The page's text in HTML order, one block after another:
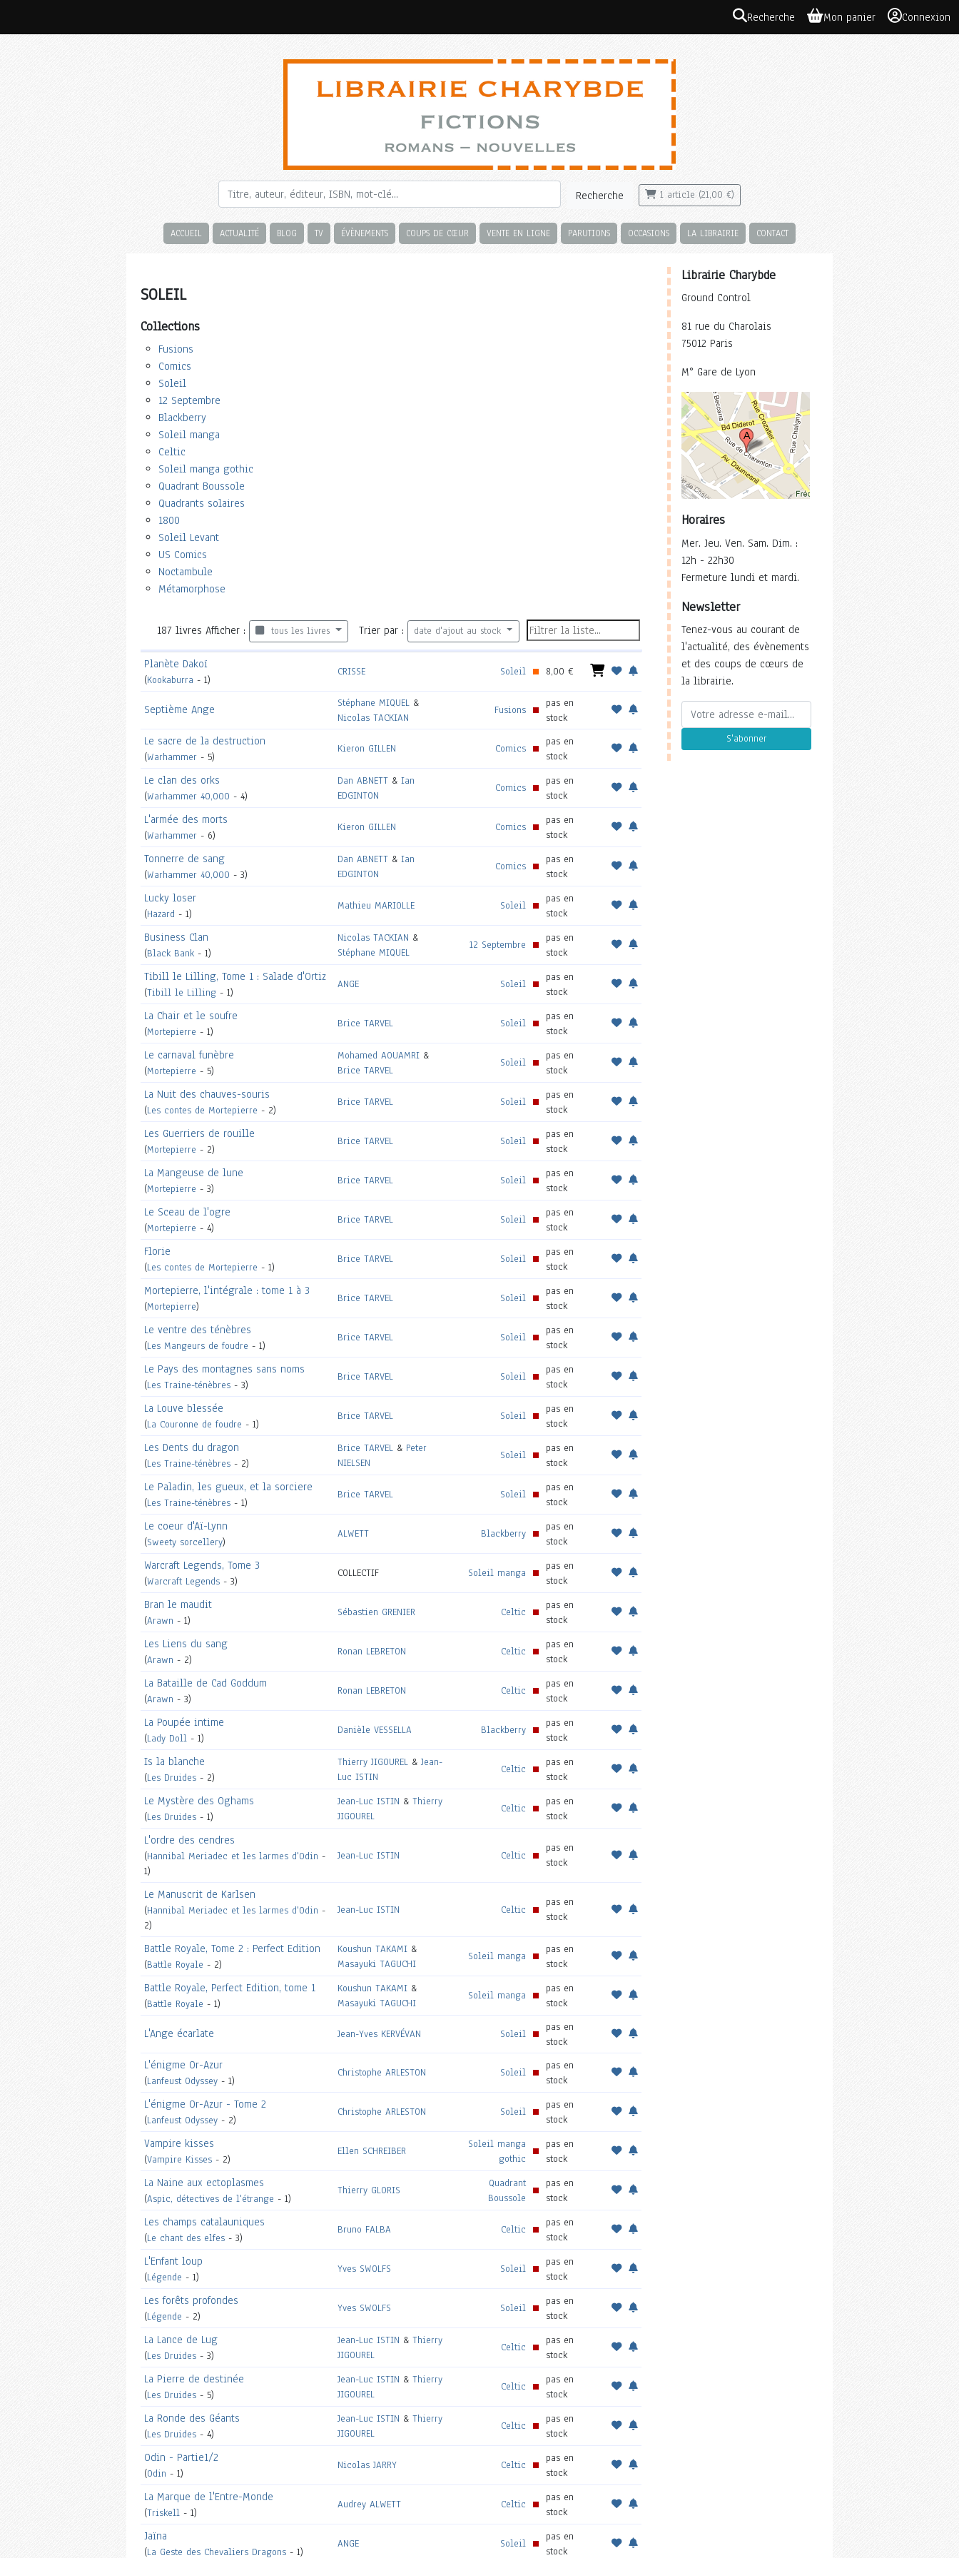
Recherche Mon panier Connexion
Recherche 1 article (21,00 €)
ACCUEIL ACTUALITÉ BLOG TV ÉVÈNEMENTS COUPS DE CŒUR VENTE EN LIGNE PARUTIONS OCCASIONS LA LIBRAIRIE CONTACT
SOLEIL
Collections
Fusions
Comics
Soleil
12 Septembre
Blackberry
Soleil manga
Celtic
Soleil manga gothic
Quadrant Boussole
Quadrants solaires
1800
Soleil Levant
US Comics
Noctambule
Métamorphose
187livres Afficher : tous les livres Trier par : date d'ajout au stock
Planète Dakoï
(Kookaburra - 1)
CRISSE Soleil 8,00 €
Septième Ange Stéphane MIQUEL &
Nicolas TACKIAN
Fusions
pas en
stock
Le sacre de la destruction
(Warhammer - 5)
Kieron GILLEN Comics
pas en
stock
Le clan des orks
(Warhammer 40,000 - 4)
Dan ABNETT &Ian
EDGINTON
Comics
pas en
stock
L'armée des morts
(Warhammer - 6)
Kieron GILLEN Comics
pas en
stock
Tonnerre de sang
(Warhammer 40,000 - 3)
Dan ABNETT &Ian
EDGINTON
Comics
pas en
stock
Lucky loser
(Hazard - 1)
Mathieu MARIOLLE Soleil
pas en
stock
Business Clan
(Black Bank - 1)
Nicolas TACKIAN &
Stéphane MIQUEL
12 Septembre
pas en
stock
Tibill le Lilling, Tome 1 : Salade d'Ortiz
(Tibill le Lilling - 1)
ANGE Soleil
pas en
stock
La Chair et le soufre
(Mortepierre - 1)
Brice TARVEL Soleil
pas en
stock
Le carnaval funèbre
(Mortepierre - 5)
Mohamed AOUAMRI &
Brice TARVEL
Soleil
pas en
stock
La Nuit des chauves-souris
(Les contes de Mortepierre - 2)
Brice TARVEL Soleil
pas en
stock
Les Guerriers de rouille
(Mortepierre - 2)
Brice TARVEL Soleil
pas en
stock
La Mangeuse de lune
(Mortepierre - 3)
Brice TARVEL Soleil
pas en
stock
Le Sceau de l'ogre
(Mortepierre - 4)
Brice TARVEL Soleil
pas en
stock
Florie
(Les contes de Mortepierre - 1)
Brice TARVEL Soleil
pas en
stock
Mortepierre, l'intégrale : tome 1 à 3
(Mortepierre)
Brice TARVEL Soleil
pas en
stock
Le ventre des ténèbres
(Les Mangeurs de foudre - 1)
Brice TARVEL Soleil
pas en
stock
Le Pays des montagnes sans noms
(Les Traine-ténèbres - 3)
Brice TARVEL Soleil
pas en
stock
La Louve blessée
(La Couronne de foudre - 1)
Brice TARVEL Soleil
pas en
stock
Les Dents du dragon
(Les Traine-ténèbres - 2)
Brice TARVEL & Peter
NIELSEN
Soleil
pas en
stock
Le Paladin, les gueux, et la sorciere
(Les Traine-ténèbres - 1)
Brice TARVEL Soleil
pas en
stock
Le coeur d'Aï-Lynn
(Sweety sorcellery)
ALWETT Blackberry
pas en
stock
Warcraft Legends, Tome 3
(Warcraft Legends - 3)
COLLECTIF Soleil manga
pas en
stock
Bran le maudit
(Arawn - 1)
Sébastien GRENIER Celtic
pas en
stock
Les Liens du sang
(Arawn - 2)
Ronan LEBRETON Celtic
pas en
stock
La Bataille de Cad Goddum
(Arawn - 3)
Ronan LEBRETON Celtic
pas en
stock
La Poupée intime
(Lady Doll - 1)
Danièle VESSELLA Blackberry
pas en
stock
Is la blanche
(Les Druides - 2)
Thierry JIGOUREL &Jean-
Luc ISTIN
Celtic
pas en
stock
Le Mystère des Oghams
(Les Druides - 1)
Jean-Luc ISTIN &Thierry
JIGOUREL
Celtic
pas en
stock
L'ordre des cendres
(Hannibal Meriadec et les larmes d'Odin -
1)
Jean-Luc ISTIN Celtic
pas en
stock
Le Manuscrit de Karlsen
(Hannibal Meriadec et les larmes d'Odin -
2)
Jean-Luc ISTIN Celtic
pas en
stock
Battle Royale, Tome 2 : Perfect Edition
(Battle Royale - 2)
Koushun TAKAMI &
Masayuki TAGUCHI
Soleil manga
pas en
stock
Battle Royale, Perfect Edition, tome 1
(Battle Royale - 1)
Koushun TAKAMI &
Masayuki TAGUCHI
Soleil manga
pas en
stock
L'Ange écarlate Jean-Yves KERVÉVAN Soleil
pas en
stock
L'énigme Or-Azur
(Lanfeust Odyssey - 1)
Christophe ARLESTON Soleil
pas en
stock
L'énigme Or-Azur - Tome 2
(Lanfeust Odyssey - 2)
Christophe ARLESTON Soleil
pas en
stock
Vampire kisses
(Vampire Kisses - 2)
Ellen SCHREIBER
Soleil manga
gothic
pas en
stock
La Naine aux ectoplasmes
(Aspic, détectives de l'étrange - 1)
Thierry GLORIS
Quadrant
Boussole
pas en
stock
Les champs catalauniques
(Le chant des elfes - 3)
Bruno FALBA Celtic
pas en
stock
L'Enfant loup
(Légende - 1)
Yves SWOLFS Soleil
pas en
stock
Les forêts profondes
(Légende - 2)
Yves SWOLFS Soleil
pas en
stock
La Lance de Lug
(Les Druides - 3)
Jean-Luc ISTIN &Thierry
JIGOUREL
Celtic
pas en
stock
La Pierre de destinée
(Les Druides - 5)
Jean-Luc ISTIN &Thierry
JIGOUREL
Celtic
pas en
stock
La Ronde des Géants
(Les Druides - 4)
Jean-Luc ISTIN &Thierry
JIGOUREL
Celtic
pas en
stock
Odin - Partie1/2
(Odin - 1)
Nicolas JARRY Celtic
pas en
stock
La Marque de l'Entre-Monde
(Triskell - 1)
Audrey ALWETT Celtic
pas en
stock
Jaïna
(La Geste des Chevaliers Dragons - 1)
ANGE Soleil
pas en
stock
Librairie Charybde
Ground Control
81 rue du Charolais
75012 Paris
M° Gare de Lyon
Horaires
Mer. Jeu. Ven. Sam. Dim. :
12h - 22h30
Fermeture lundi et mardi.
Newsletter
Tenez-vous au courant de
l'actualité, des évènements
et des coups de cœurs de
la librairie.
S'abonner